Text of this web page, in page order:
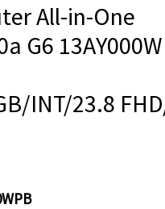
All-in-One
G6
INT/23.8